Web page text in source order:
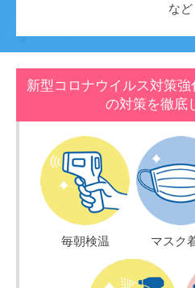
など
新型コロナウイルス対策
の対策を徹底
毎朝検温 マスク